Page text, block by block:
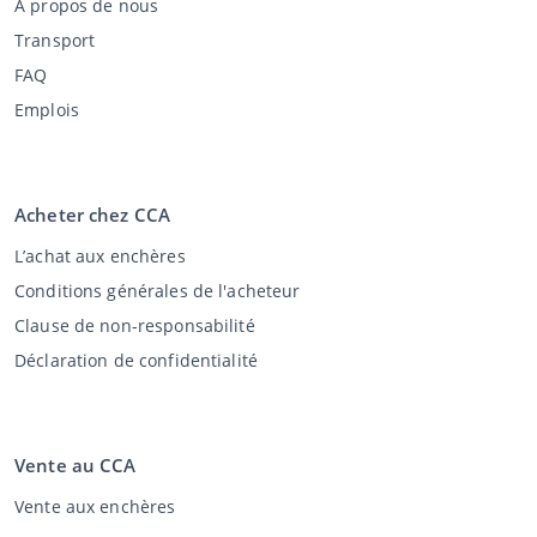
À propos de nous
Transport
FAQ
Emplois
Acheter chez CCA
L’achat aux enchères
Conditions générales de l'acheteur
Clause de non-responsabilité
Déclaration de confidentialité
Vente au CCA
Vente aux enchères